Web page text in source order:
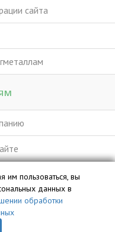
сайта
интеллектуальной
законом.
им пользоваться, вы
данных в
обработки